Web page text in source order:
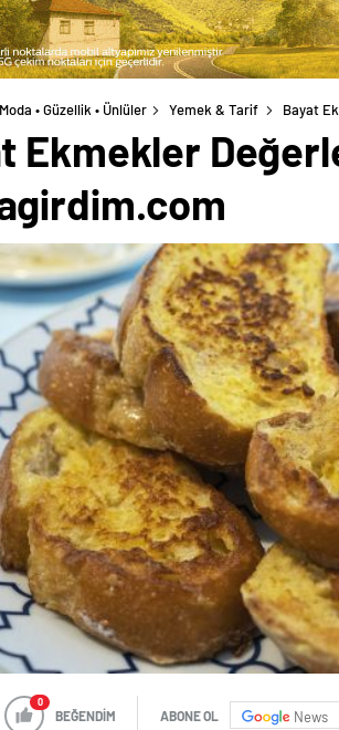
• Güzellik • Ünlüler Yemek & Tarif Bayat
Ekmekler
0
BEĞENDİM ABONE OL News